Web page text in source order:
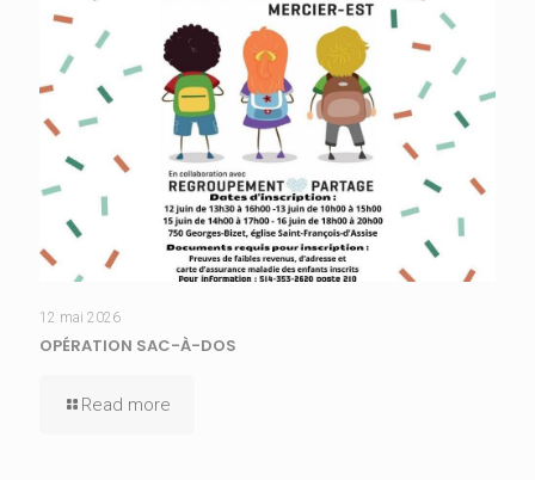
12 mai 2026
OPÉRATION SAC-À-DOS
Read more